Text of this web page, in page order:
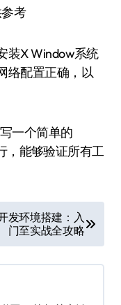
考
装X Window系统
络配置正确，以
一个简单的
，能够验证所有工
发环境搭建：入
门至实战全攻略